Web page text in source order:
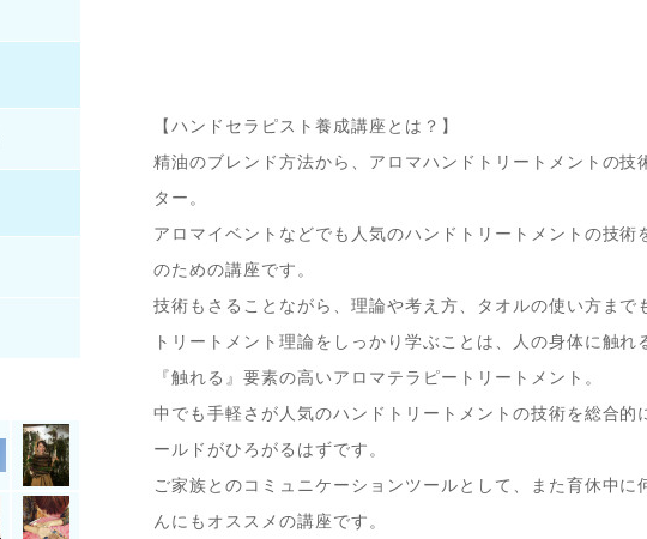
【ハンドセラピスト養成講座とは？】
精油のブレンド方法から、アロマハンドトリートメントの
ター。
アロマイベントなどでも人気のハンドトリートメントの技
のための講座です。
技術もさることながら、理論や考え方、タオルの使い方まで
トリートメント理論をしっかり学ぶことは、人の身体に触
『触れる』要素の高いアロマテラピートリートメント。
中でも手軽さが人気のハンドトリートメントの技術を総合
ールドがひろがるはずです。
ご家族とのコミュニケーションツールとして、また育休中
んにもオススメの講座です。